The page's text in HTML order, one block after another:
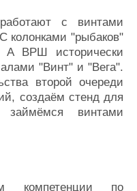
с винтами
колонками "рыбаков"
ВРШ исторически
"Винт" и "Вега".
второй очереди
создаём стенд для
винтами
компетенции по